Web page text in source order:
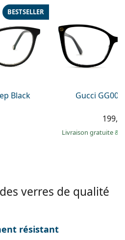
Black
BESTSELLER
Gucci
Livraison gratuite&
verres de qualité
résistant